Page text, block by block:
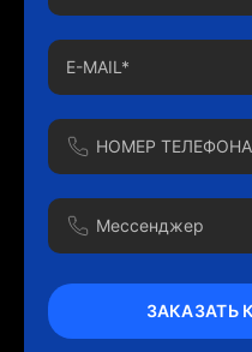
ЗАКАЗАТЬ